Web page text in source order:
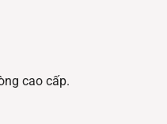
cao cấp.